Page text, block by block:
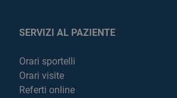
SERVIZI AL PAZIENTE
Orari sportelli
Orari visite
Referti online